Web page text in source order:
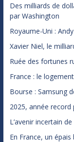
Des milliards de
par Washington
Royaume-Uni :
Xavier Niel, le
Ruée des fortunes
France : le
Bourse : Samsung
2025, année
L’avenir incertain
En France, un